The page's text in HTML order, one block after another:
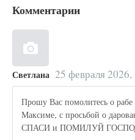
Комментарии
Светлана 25 февраля
Прошу Вас помолитесь о
Максиме, с просьбой о
СПАСИ и ПОМИЛУЙ